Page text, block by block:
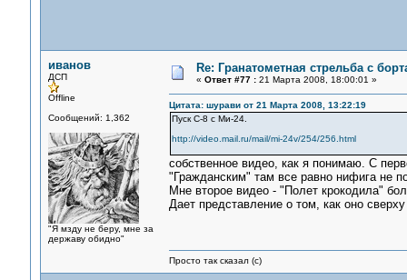
иванов
ДСП
Offline
Сообщений: 1,362
"Я мзду не беру, мне за
державу обидно"
Re: Гранатометная стрельба с
« Ответ #77 :21 Марта 2008, 18:00:01 »
Цитата: шурави от 21 Марта 2008, 13:22:19
Пуск С-8 с Ми-24.
http://video.mail.ru/mail/mi-24v/254/256.html
собственное видео, как я понимаю. С
"Гражданским" там все равно нифига не
Мне второе видео - "Полет крокодила"
Дает представление о том, как оно
Просто так сказал (с)